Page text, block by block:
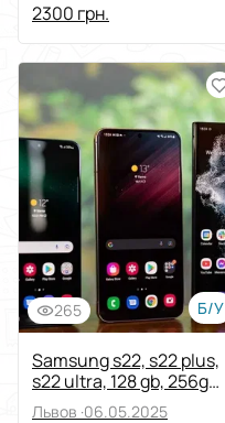
2300 грн.
265 Б/У
Samsung s22, s22 plus,
s22 ultra, 128 gb, 256gb
5G
Львов ·06.05.2025